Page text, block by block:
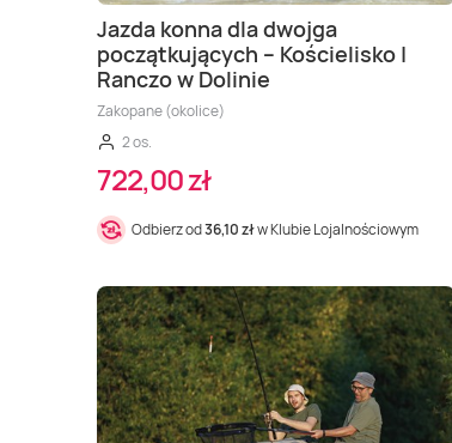
Jazda konna dla dwojga
początkujących – Kościelisko |
Ranczo w Dolinie
Zakopane (okolice)
2 os.
722,00 zł
Odbierz od36,10 złw Klubie Lojalnościowym